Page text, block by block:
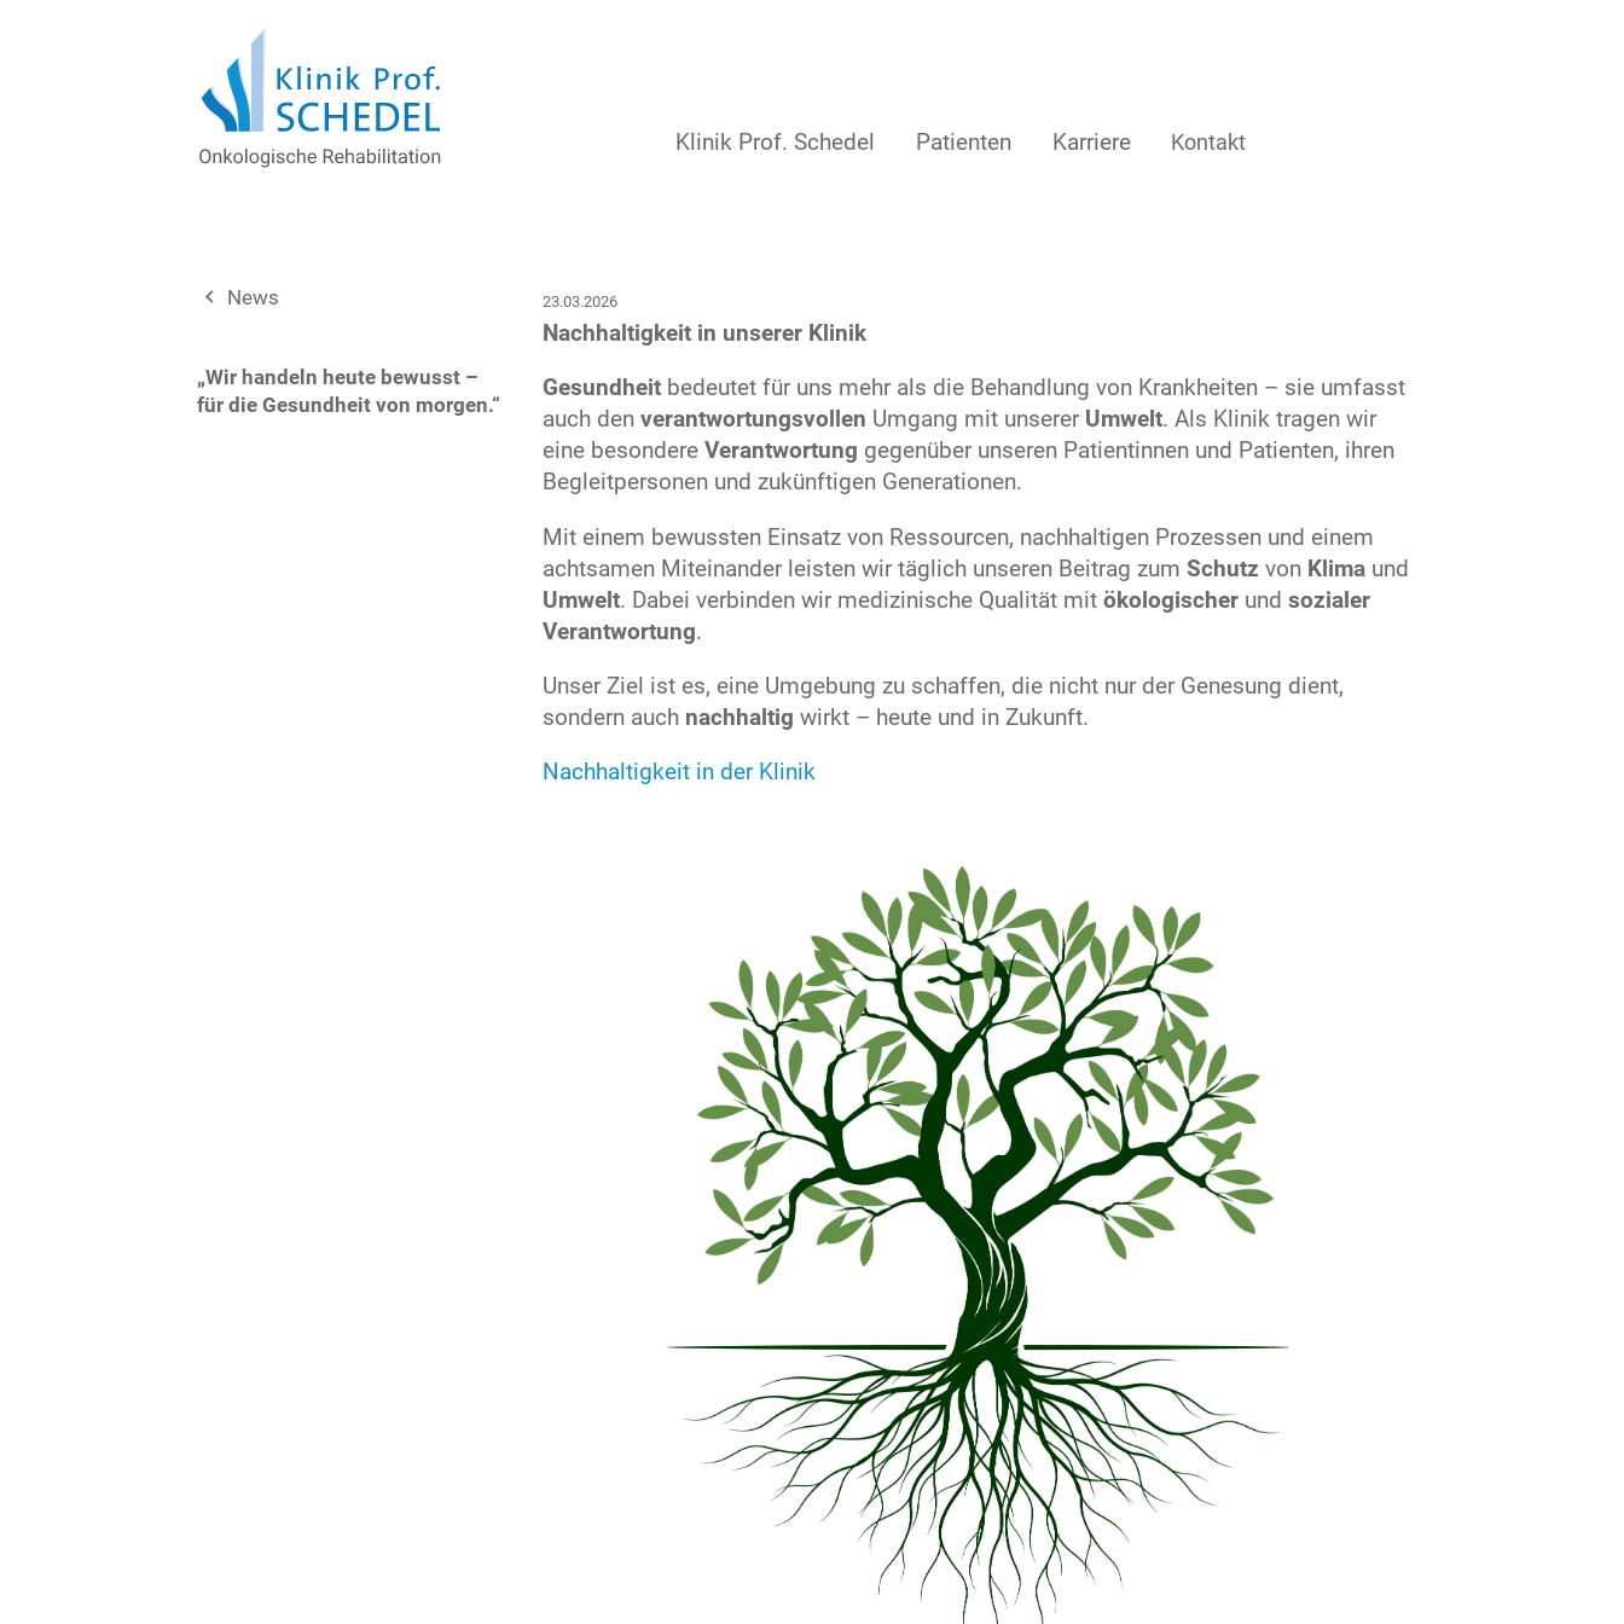
Klinik Prof. Schedel Patienten Karriere Kontakt
navigate_before News
„Wir handeln heute bewusst –
für die Gesundheit von morgen.“
23.03.2026
Nachhaltigkeit in unserer Klinik
Gesundheit bedeutet für uns mehr als die Behandlung von Krankheiten – sie umfasst
auch den verantwortungsvollen Umgang mit unserer Umwelt. Als Klinik tragen wir
eine besondere Verantwortung gegenüber unseren Patientinnen und Patienten, ihren
Begleitpersonen und zukünftigen Generationen.
Mit einem bewussten Einsatz von Ressourcen, nachhaltigen Prozessen und einem
achtsamen Miteinander leisten wir täglich unseren Beitrag zum Schutz von Klima und
Umwelt. Dabei verbinden wir medizinische Qualität mit ökologischer und sozialer
Verantwortung.
Unser Ziel ist es, eine Umgebung zu schaffen, die nicht nur der Genesung dient,
sondern auch nachhaltig wirkt – heute und in Zukunft.
Nachhaltigkeit in der Klinik